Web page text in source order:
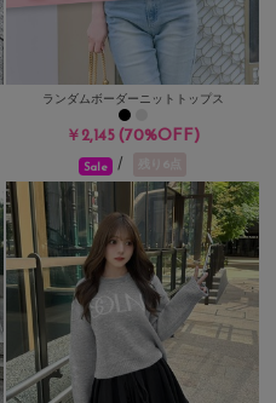
ランダムボーダーニットトップス
￥2,145(70%OFF)
Sale /